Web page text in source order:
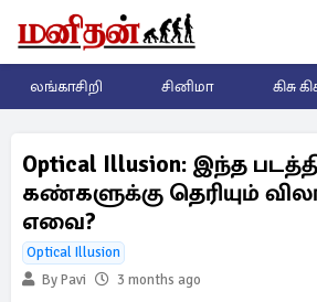
லங்காசிறி சினிமா கிசு
Optical Illusion: இந்த
கண்களுக்கு தெரியும்
எவை?
Optical Illusion
By Pavi
3 months ago